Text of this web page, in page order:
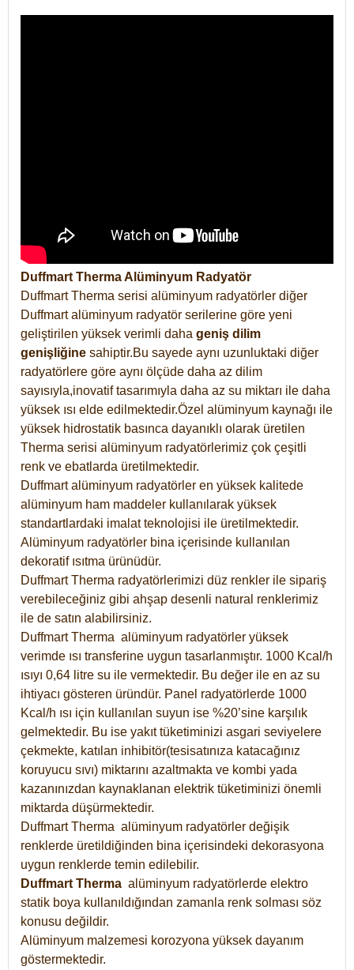
Duffmart Therma Alüminyum Radyatör
Duffmart Therma serisi alüminyum radyatörler diğer
Duffmart alüminyum radyatör serilerine göre yeni
geliştirilen yüksek verimli daha geniş dilim
genişliğine sahiptir.Bu sayede aynı uzunluktaki diğer
radyatörlere göre aynı ölçüde daha az dilim
sayısıyla,inovatif tasarımıyla daha az su miktarı ile daha
yüksek ısı elde edilmektedir.Özel alüminyum kaynağı ile
yüksek hidrostatik basınca dayanıklı olarak üretilen
Therma serisi alüminyum radyatörlerimiz çok çeşitli
renk ve ebatlarda üretilmektedir.
Duffmart alüminyum radyatörler en yüksek kalitede
alüminyum ham maddeler kullanılarak yüksek
standartlardaki imalat teknolojisi ile üretilmektedir.
Alüminyum radyatörler bina içerisinde kullanılan
dekoratif ısıtma ürünüdür.
Duffmart Therma radyatörlerimizi düz renkler ile sipariş
verebileceğiniz gibi ahşap desenli natural renklerimiz
ile de satın alabilirsiniz.
Duffmart Therma alüminyum radyatörler yüksek
verimde ısı transferine uygun tasarlanmıştır. 1000 Kcal/h
ısıyı 0,64 litre su ile vermektedir. Bu değer ile en az su
ihtiyacı gösteren üründür. Panel radyatörlerde 1000
Kcal/h ısı için kullanılan suyun ise %20’sine karşılık
gelmektedir. Bu ise yakıt tüketiminizi asgari seviyelere
çekmekte, katılan inhibitör(tesisatınıza katacağınız
koruyucu sıvı) miktarını azaltmakta ve kombi yada
kazanınızdan kaynaklanan elektrik tüketiminizi önemli
miktarda düşürmektedir.
Duffmart Therma alüminyum radyatörler değişik
renklerde üretildiğinden bina içerisindeki dekorasyona
uygun renklerde temin edilebilir.
Duffmart Therma alüminyum radyatörlerde elektro
statik boya kullanıldığından zamanla renk solması söz
konusu değildir.
Alüminyum malzemesi korozyona yüksek dayanım
göstermektedir.